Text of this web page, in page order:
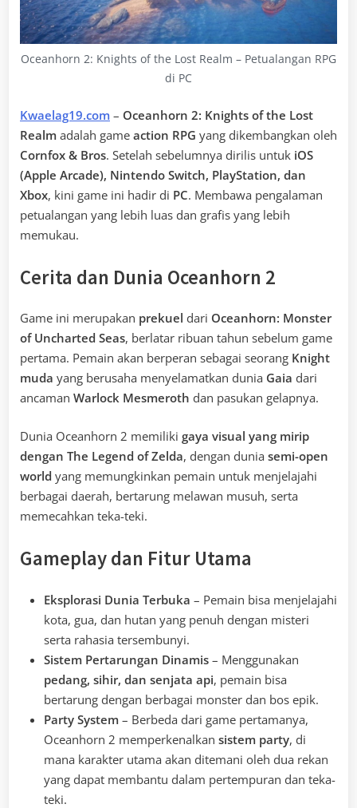
Oceanhorn 2: Knights of the Lost Realm – Petualangan RPG
di PC
Kwaelag19.com – Oceanhorn 2: Knights of the Lost
Realm adalah game action RPG yang dikembangkan oleh
Cornfox & Bros. Setelah sebelumnya dirilis untuk iOS
(Apple Arcade), Nintendo Switch, PlayStation, dan
Xbox, kini game ini hadir di PC. Membawa pengalaman
petualangan yang lebih luas dan grafis yang lebih
memukau.
Cerita dan Dunia Oceanhorn 2
Game ini merupakan prekuel dari Oceanhorn: Monster
of Uncharted Seas, berlatar ribuan tahun sebelum game
pertama. Pemain akan berperan sebagai seorang Knight
muda yang berusaha menyelamatkan dunia Gaia dari
ancaman Warlock Mesmeroth dan pasukan gelapnya.
Dunia Oceanhorn 2 memiliki gaya visual yang mirip
dengan The Legend of Zelda, dengan dunia semi-open
world yang memungkinkan pemain untuk menjelajahi
berbagai daerah, bertarung melawan musuh, serta
memecahkan teka-teki.
Gameplay dan Fitur Utama
Eksplorasi Dunia Terbuka – Pemain bisa menjelajahi
kota, gua, dan hutan yang penuh dengan misteri
serta rahasia tersembunyi.
Sistem Pertarungan Dinamis – Menggunakan
pedang, sihir, dan senjata api, pemain bisa
bertarung dengan berbagai monster dan bos epik.
Party System – Berbeda dari game pertamanya,
Oceanhorn 2 memperkenalkan sistem party, di
mana karakter utama akan ditemani oleh dua rekan
yang dapat membantu dalam pertempuran dan teka-
teki.